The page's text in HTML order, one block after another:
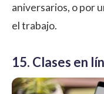
aniversarios, o por
el trabajo.
15. Clases en